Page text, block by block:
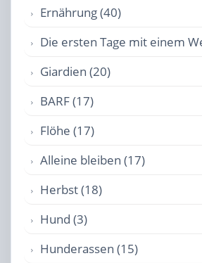
Ernährung (40)
Die ersten Tage mit einem
Giardien (20)
BARF (17)
Flöhe (17)
Alleine bleiben (17)
Herbst (18)
Hund (3)
Hunderassen (15)